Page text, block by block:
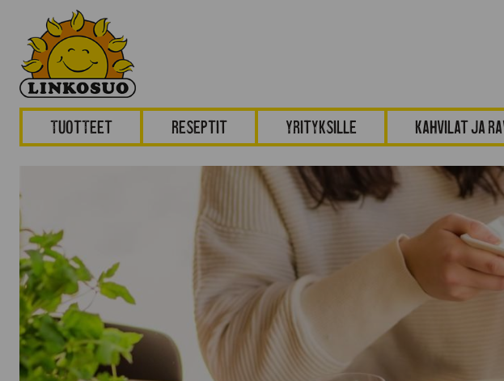
Tuotteet Reseptit Yrityksille Kahvilat ja